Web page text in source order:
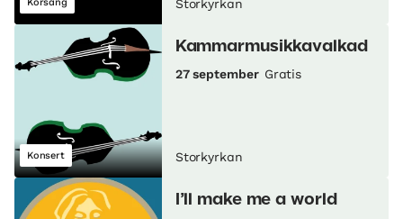
Storkyrkan
Konsert
Kammarmusikkavalkad
27 september Gratis
Storkyrkan
I’ll make me a world